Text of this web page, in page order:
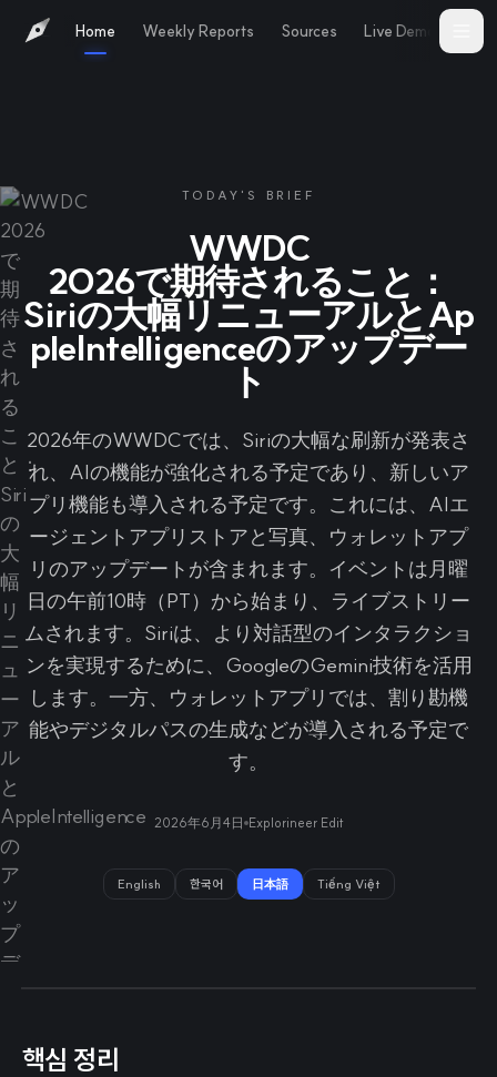
Home Weekly Reports Sources Live Demo
TODAY'S BRIEF
WWDC
2026で期待されること：
Siriの大幅リニューアルとAp
pleIntelligenceのアップデー
ト
2026年のWWDCでは、Siriの大幅な刷新が発表さ
れ、AIの機能が強化される予定であり、新しいア
プリ機能も導入される予定です。これには、AIエ
ージェントアプリストアと写真、ウォレットアプ
リのアップデートが含まれます。イベントは月曜
日の午前10時（PT）から始まり、ライブストリー
ムされます。Siriは、より対話型のインタラクショ
ンを実現するために、GoogleのGemini技術を活用
します。一方、ウォレットアプリでは、割り勘機
能やデジタルパスの生成などが導入される予定で
す。
2026年6月4日 Explorineer Edit
English 한국어 日本語 Tiếng Việt
핵심 정리